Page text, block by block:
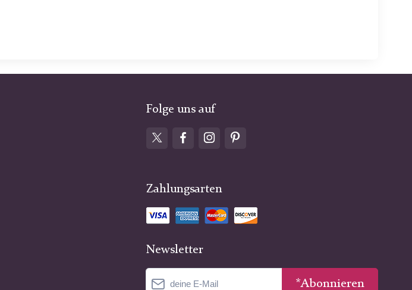
Folge uns auf
Zahlungsarten
Newsletter
*Abonnieren